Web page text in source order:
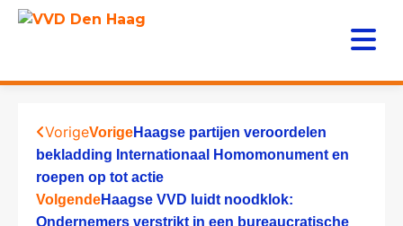
VorigeVorigeHaagse partijen veroordelen
bekladding Internationaal Homomonument en
roepen op tot actie
VolgendeHaagse VVD luidt noodklok:
Ondernemers verstrikt in een bureaucratische